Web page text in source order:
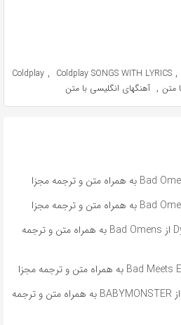
Coldplay , Coldplay SONGS WITH LYRICS ,
, آهنگهای انگلیسی با متن
آهنگ انگلیسی Dying To Love از Bad Omens به همراه متن و ترجمه
آهنگ انگلیسی HOT SAUCE از BABYMONSTER به همراه متن و ترجمه